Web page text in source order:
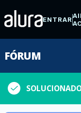
ENTRAR
FÓRUM